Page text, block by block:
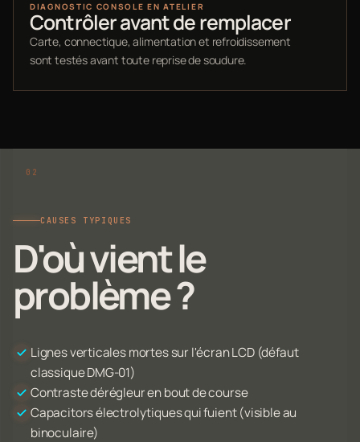
DIAGNOSTIC CONSOLE EN ATELIER
Contrôler avant de remplacer
Carte, connectique, alimentation et refroidissement
sont testés avant toute reprise de soudure.
CAUSES TYPIQUES
D'où vient le
problème ?
Lignes verticales mortes sur l'écran LCD (défaut
classique DMG-01)
Contraste dérégleur en bout de course
Capacitors électrolytiques qui fuient (visible au
binoculaire)